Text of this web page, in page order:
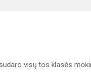
visų tos klasės